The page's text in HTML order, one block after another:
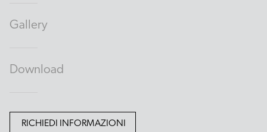
Gallery
Download
RICHIEDI INFORMAZIONI